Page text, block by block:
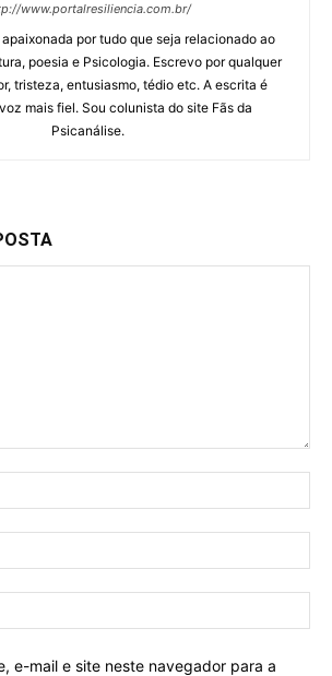
www.portalresiliencia.com.br/
por tudo que seja relacionado ao
poesia e Psicologia. Escrevo por qualquer
tristeza, entusiasmo, tédio etc. A escrita é
mais fiel. Sou colunista do site Fãs da
Psicanálise.
e-mail e site neste navegador para a